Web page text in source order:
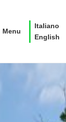
Menu
Italiano
English